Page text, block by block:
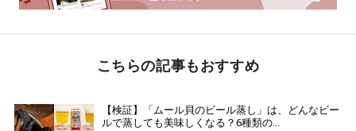
こちらの記事もおすすめ
【検証】「ムール貝のビール蒸し」は、どんなビー
ルで蒸しても美味しくなる？6種類の...